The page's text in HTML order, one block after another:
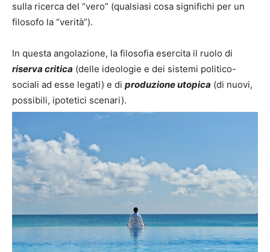
sulla ricerca del “vero” (qualsiasi cosa significhi per un
filosofo la “verità”).
In questa angolazione, la filosofia esercita il ruolo di
riserva critica (delle ideologie e dei sistemi politico-
sociali ad esse legati) e di produzione utopica (di nuovi,
possibili, ipotetici scenari).